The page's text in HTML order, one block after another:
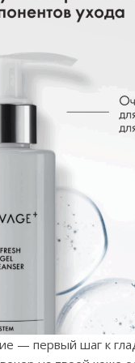
— первый шаг к